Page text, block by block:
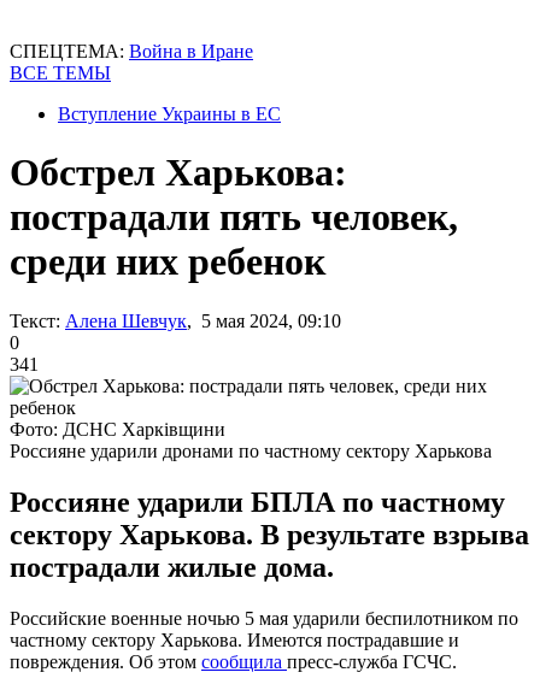
СПЕЦТЕМА: Война в Иране
ВСЕ ТЕМЫ
Вступление Украины в ЕС
Обстрел Харькова:
пострадали пять человек,
среди них ребенок
Текст: Алена Шевчук, 5 мая 2024, 09:10
0
341
Фото: ДСНС Харківщини
Россияне ударили дронами по частному сектору Харькова
Россияне ударили БПЛА по частному
сектору Харькова. В результате взрыва
пострадали жилые дома.
Российские военные ночью 5 мая ударили беспилотником по
частному сектору Харькова. Имеются пострадавшие и
повреждения. Об этом сообщила пресс-служба ГСЧС.